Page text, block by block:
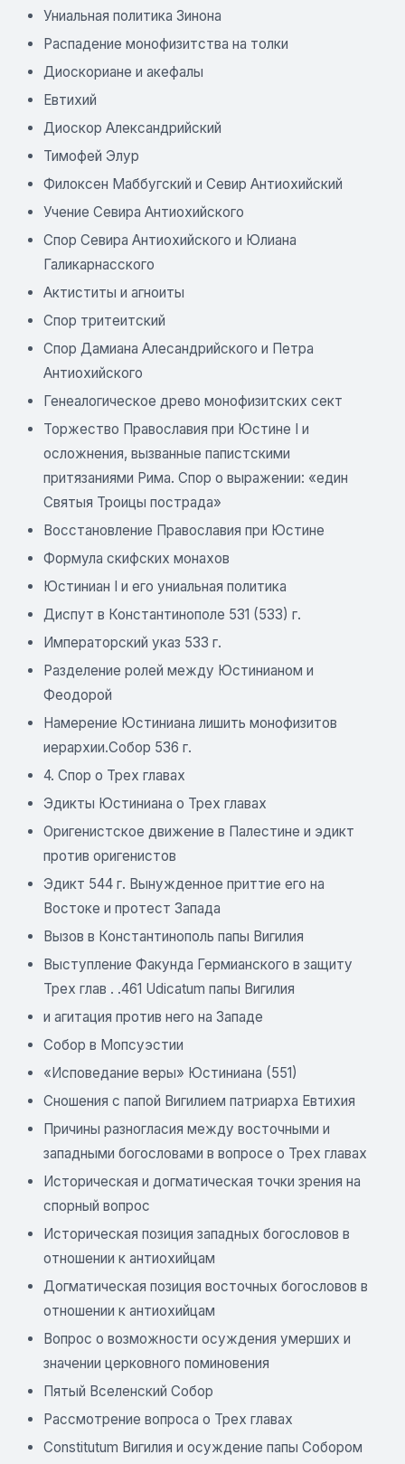
Униальная политика Зинона
Распадение монофизитства на толки
Диоскориане и акефалы
Евтихий
Диоскор Александрийский
Тимофей Элур
Филоксен Маббугский и Севир Антиохийский
Учение Севира Антиохийского
Спор Севира Антиохийского и Юлиана
Галикарнасского
Актиститы и агноиты
Спор тритеитский
Спор Дамиана Алесандрийского и Петра
Антиохийского
Генеалогическое древо монофизитских сект
Торжество Православия при Юстине I и
осложнения, вызванные папистскими
притязаниями Рима. Спор о выражении: «един
Святыя Троицы пострада»
Восстановление Православия при Юстине
Формула скифских монахов
Юстиниан I и его униальная политика
Диспут в Константинополе 531 (533) г.
Императорский указ 533 г.
Разделение ролей между Юстинианом и
Феодорой
Намерение Юстиниана лишить монофизитов
иерархии.Собор 536 г.
4. Спор о Трех главах
Эдикты Юстиниана о Трех главах
Оригенистское движение в Палестине и эдикт
против оригенистов
Эдикт 544 г. Вынужденное приттие его на
Востоке и протест Запада
Вызов в Константинополь папы Вигилия
Выступление Факунда Гермианского в защиту
Трех глав . .461 Udicatum папы Вигилия
и агитация против него на Западе
Собор в Мопсуэстии
«Исповедание веры» Юстиниана (551)
Сношения с папой Вигилием патриарха Евтихия
Причины разногласия между восточными и
западными богословами в вопросе о Трех главах
Историческая и догматическая точки зрения на
спорный вопрос
Историческая позиция западных богословов в
отношении к антиохийцам
Догматическая позиция восточных богословов в
отношении к антиохийцам
Вопрос о возможности осуждения умерших и
значении церковного поминовения
Пятый Вселенский Собор
Рассмотрение вопроса о Трех главах
Constitutum Вигилия и осуждение папы Собором